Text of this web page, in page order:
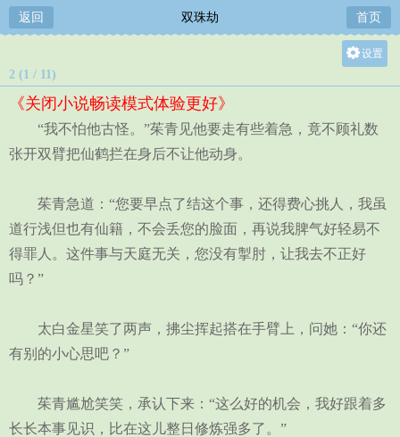
返回 双珠劫 首页
设置
中
2 (1 / 11)
《关闭小说畅读模式体验更好》
“我不怕他古怪。”茱青见他要走有些着急，竟不顾礼数
张开双臂把仙鹤拦在身后不让他动身。
茱青急道：“您要早点了结这个事，还得费心挑人，我虽
道行浅但也有仙籍，不会丢您的脸面，再说我脾气好轻易不
得罪人。这件事与天庭无关，您没有掣肘，让我去不正好
吗？”
太白金星笑了两声，拂尘挥起搭在手臂上，问她：“你还
有别的小心思吧？”
茱青尴尬笑笑，承认下来：“这么好的机会，我好跟着多
长长本事见识，比在这儿整日修炼强多了。”